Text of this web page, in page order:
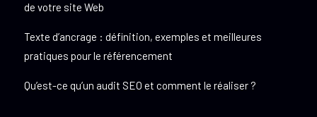
de votre site Web
Texte d’ancrage : définition, exemples et meilleures
pratiques pour le référencement
Qu’est-ce qu’un audit SEO et comment le réaliser ?